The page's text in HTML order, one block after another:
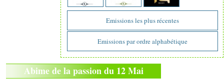
Emissions les plus récentes
Emissions par ordre alphabétique
Abime de la passion du 12 Mai